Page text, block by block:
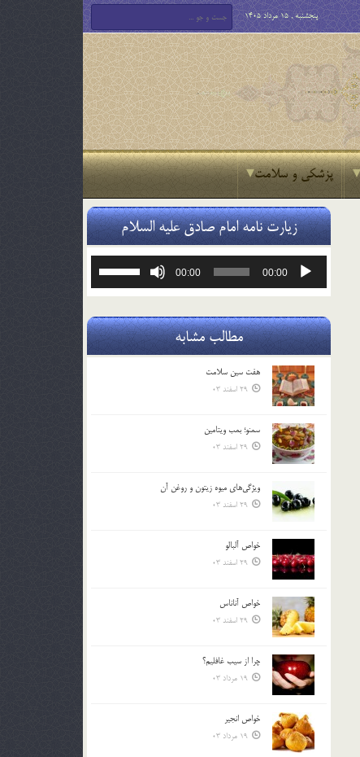
پنجشنبه , 15 مرداد 1405
پزشکی و سلامت
زیارت نامه امام صادق علیه السلام
پخش‌کننده
00:00
00:00
یا
صدا
کلیدهای
مطالب مشابه
هفت سين سلامت
29 اسفند 03
سمنو؛ بمب ويتامين
29 اسفند 03
ويژگي‌هاي ميوه زيتون و روغن آن
29 اسفند 03
خواص آلبالو
29 اسفند 03
خواص آناناس
29 اسفند 03
چرا از سيب غافليم؟
19 مرداد 03
خواص انجير
19 مرداد 03